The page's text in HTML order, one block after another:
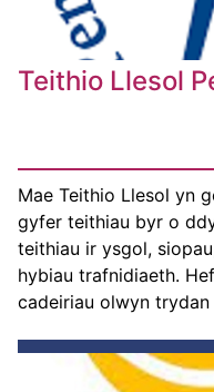
Teithio Llesol
Mae Teithio Llesol yn
gyfer teithiau byr o
teithiau ir ysgol,
hybiau trafnidiaeth.
cadeiriau olwyn